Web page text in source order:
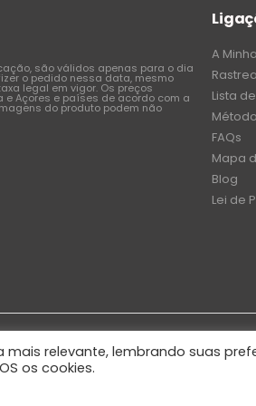
são válidos apenas para o dia
o pedido nessa data, mesmo
legal em vigor. Os preços
Açores e países de acordo com a
do produto podem não
A
Lista
FAQs
Mapa
Blog
Lei de
relevante, lembrando suas
os cookies.